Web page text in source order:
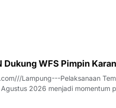
Dukung WFS Pimpin
Lampung---Pelaksanaan
2026 menjadi momentum
tersebut untuk lima tahun ke